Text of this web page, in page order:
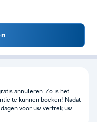
annuleren. Zo is het
te kunnen boeken! Nadat
voor uw vertrek uw